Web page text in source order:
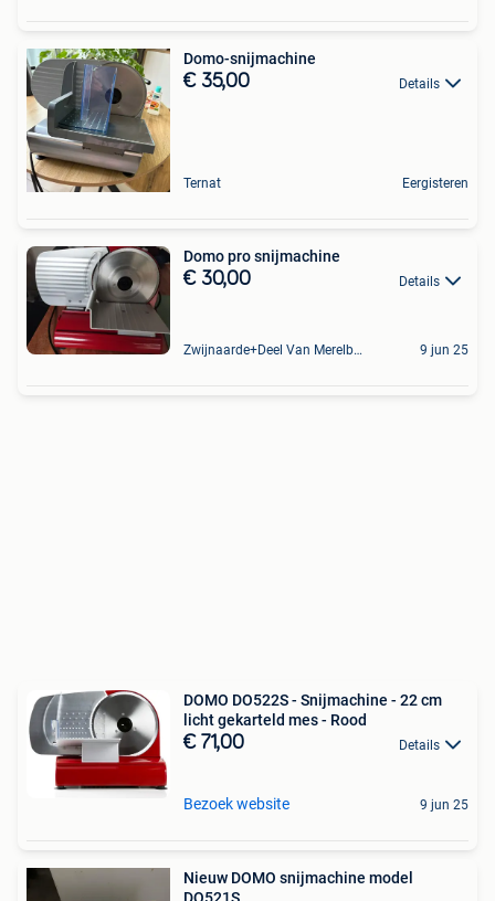
Domo-snijmachine
€ 35,00 Details
Ternat Eergisteren
Domo pro snijmachine
€ 30,00 Details
Zwijnaarde+Deel Van Merelbeke 9 jun 25
DOMO DO522S - Snijmachine - 22 cm
licht gekarteld mes - Rood
€ 71,00 Details
Bezoek website 9 jun 25
Nieuw DOMO snijmachine model
DO521S